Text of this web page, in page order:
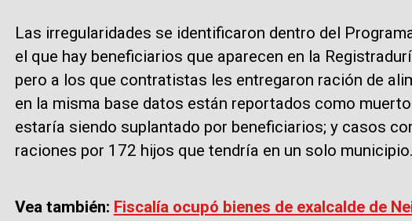
Las irregularidades se identificaron dentro del
el que hay beneficiarios que aparecen en la
pero a los que contratistas les entregaron ración de
en la misma base datos están reportados como
estaría siendo suplantado por beneficiarios; y casos
raciones por 172 hijos que tendría en un solo municipio.
Vea también: Fiscalía ocupó bienes de exalcalde de